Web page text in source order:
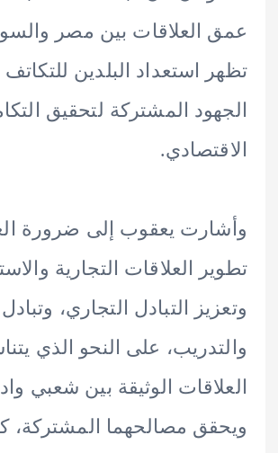
العلاقات بين مصر والسودان،
استعداد البلدين للتكاتف وتضافر
المشتركة لتحقيق التكامل
يعقوب إلى ضرورة العمل
العلاقات التجارية والاستثمارية،
التبادل التجاري، وتبادل
على النحو الذي يتناسب مع
الوثيقة بين شعبي وادي النيل
مصالحهما المشتركة، كما